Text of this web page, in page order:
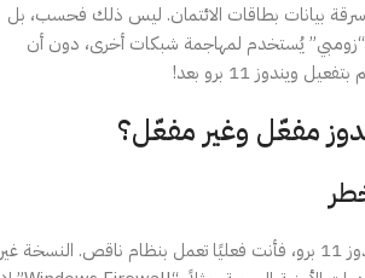
بيانات بطاقات الائتمان. ليس ذلك فحسب، بل
يُستخدم لمهاجمة شبكات أخرى، دون أن
11 برو بعد!
مفعّل وغير مفعّل؟
عندما لا تقوم بـ تفعيل ويندوز 11 برو، فأنت فعليًا تعمل بنظام ناقص. النسخة غير